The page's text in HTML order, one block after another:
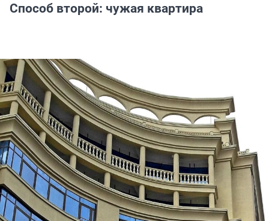
Способ второй: чужая квартира